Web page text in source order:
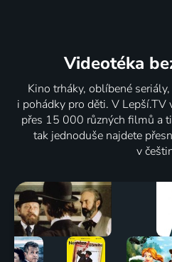
Videotéka
Kino trháky, oblíbené
i pohádky pro děti. V Lepší.TV
přes 15 000 různých filmů a
tak jednoduše najdete
v